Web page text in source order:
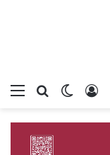
بحثالوضع
تسجيل الدخول